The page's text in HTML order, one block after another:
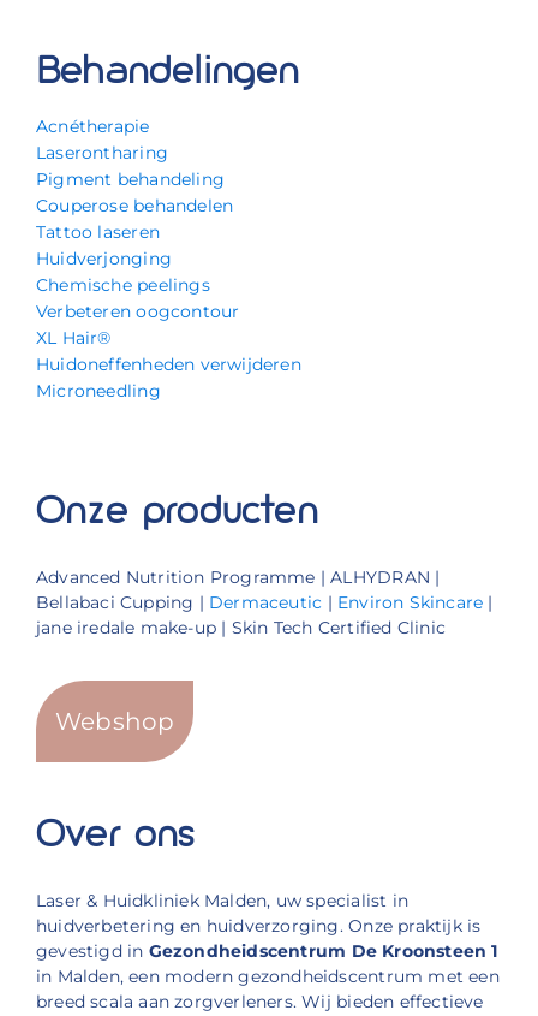
Behandelingen
Acnétherapie
Laserontharing
Pigment behandeling
Couperose behandelen
Tattoo laseren
Huidverjonging
Chemische peelings
Verbeteren oogcontour
XL Hair®
Huidoneffenheden verwijderen
Microneedling
Onze producten
Advanced Nutrition Programme | ALHYDRAN |
Bellabaci Cupping | Dermaceutic | Environ Skincare |
jane iredale make-up | Skin Tech Certified Clinic
Webshop
Over ons
Laser & Huidkliniek Malden, uw specialist in
huidverbetering en huidverzorging. Onze praktijk is
gevestigd in Gezondheidscentrum De Kroonsteen 1
in Malden, een modern gezondheidscentrum met een
breed scala aan zorgverleners. Wij bieden effectieve